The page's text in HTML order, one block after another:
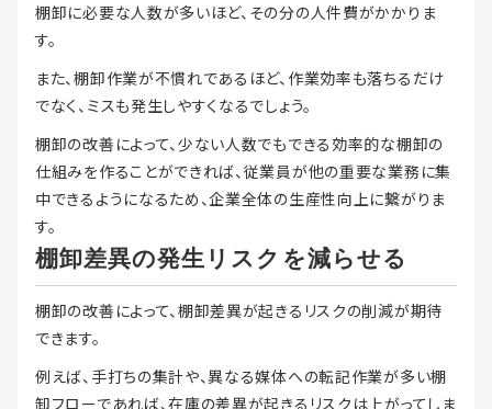
棚卸に必要な人数が多いほど、その分の人件費がかかりま
す。
また、棚卸作業が不慣れであるほど、作業効率も落ちるだけ
でなく、ミスも発生しやすくなるでしょう。
棚卸の改善によって、少ない人数でもできる効率的な棚卸の
仕組みを作ることができれば、従業員が他の重要な業務に集
中できるようになるため、企業全体の生産性向上に繋がりま
す。
棚卸差異の発生リスクを減らせる
棚卸の改善によって、棚卸差異が起きるリスクの削減が期待
できます。
例えば、手打ちの集計や、異なる媒体への転記作業が多い棚
卸フローであれば、在庫の差異が起きるリスクは上がってしま